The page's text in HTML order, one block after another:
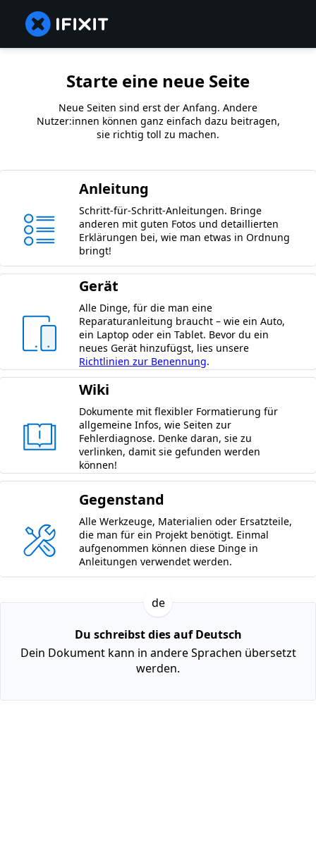
Starte eine neue Seite
Neue Seiten sind erst der Anfang. Andere
Nutzer:innen können ganz einfach dazu beitragen,
sie richtig toll zu machen.
Anleitung
Schritt-für-Schritt-Anleitungen. Bringe
anderen mit guten Fotos und detaillierten
Erklärungen bei, wie man etwas in Ordnung
bringt!
Gerät
Alle Dinge, für die man eine
Reparaturanleitung braucht – wie ein Auto,
ein Laptop oder ein Tablet. Bevor du ein
neues Gerät hinzufügst, lies unsere
Richtlinien zur Benennung.
Wiki
Dokumente mit flexibler Formatierung für
allgemeine Infos, wie Seiten zur
Fehlerdiagnose. Denke daran, sie zu
verlinken, damit sie gefunden werden
können!
Gegenstand
Alle Werkzeuge, Materialien oder Ersatzteile,
die man für ein Projekt benötigt. Einmal
aufgenommen können diese Dinge in
Anleitungen verwendet werden.
de
Du schreibst dies auf Deutsch
Dein Dokument kann in andere Sprachen übersetzt
werden.